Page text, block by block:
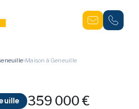
Maison à Geneuille
359 000 €